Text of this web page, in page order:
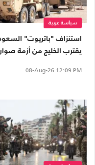
سياسة عربية
استنزاف "باتريوت"
يقترب الخليج من أزمة
08-Aug-26 12:09 PM